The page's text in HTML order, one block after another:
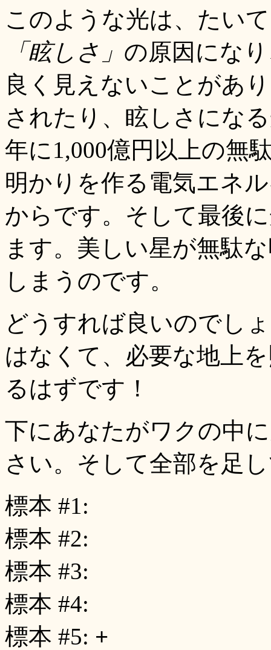
このような光は、たい
「眩しさ」 の原因にな
良く見えないことがあ
されたり、眩しさにな
年に1,000億円以上の無
明かりを作る電気エネ
からです。そして最後
ます。美しい星が無駄
しまうのです。
どうすれば良いのでし
はなくて、必要な地上
るはずです！
下にあなたがワクの中
さい。そして全部を足
標本 #1:
標本 #2:
標本 #3:
標本 #4:
標本 #5: +